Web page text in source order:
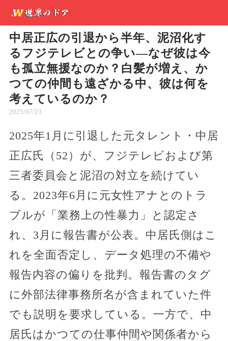
中居正広の引退から半年、泥沼化す
るフジテレビとの争い―なぜ彼は今
も孤立無援なのか？白髪が増え、か
つての仲間も遠ざかる中、彼は何を
考えているのか？
2025/07/23
2025年1月に引退した元タレント・中居
正広氏（52）が、フジテレビおよび第
三者委員会と泥沼の対立を続けてい
る。2023年6月に元女性アナとのトラ
ブルが「業務上の性暴力」と認定さ
れ、3月に報告書が公表。中居氏側はこ
れを全面否定し、データ処理の不備や
報告内容の偏りを批判。報告書のタグ
に外部法律事務所名が含まれていた件
でも説明を要求している。一方で、中
居氏はかつての仕事仲間や関係者から